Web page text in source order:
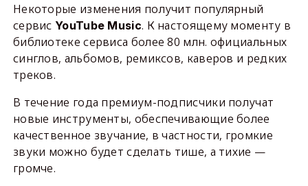
Некоторые изменения получит популярный
сервис YouTube Music. К настоящему моменту в
библиотеке сервиса более 80 млн. официальных
синглов, альбомов, ремиксов, каверов и редких
треков.
В течение года премиум-подписчики получат
новые инструменты, обеспечивающие более
качественное звучание, в частности, громкие
звуки можно будет сделать тише, а тихие —
громче.